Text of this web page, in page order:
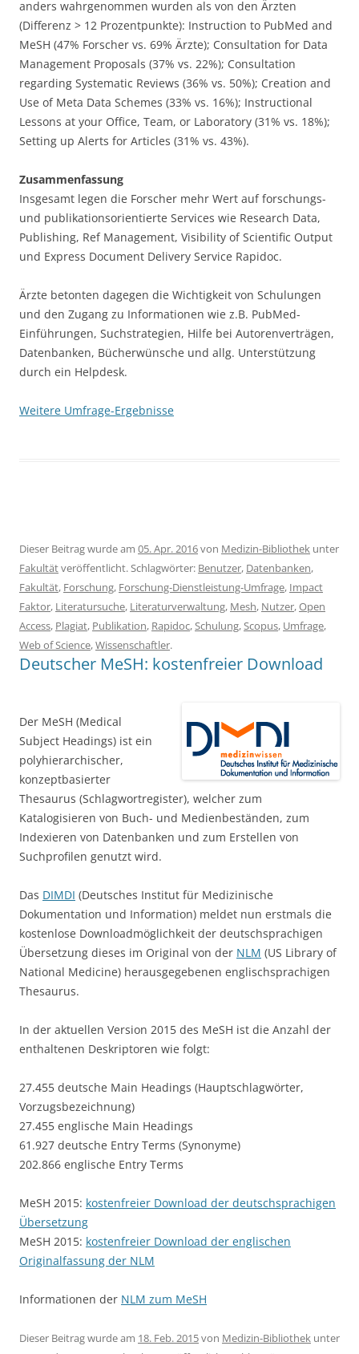
anders wahrgenommen wurden als von den Ärzten
(Differenz > 12 Prozentpunkte): Instruction to PubMed and
MeSH (47% Forscher vs. 69% Ärzte); Consultation for Data
Management Proposals (37% vs. 22%); Consultation
regarding Systematic Reviews (36% vs. 50%); Creation and
Use of Meta Data Schemes (33% vs. 16%); Instructional
Lessons at your Office, Team, or Laboratory (31% vs. 18%);
Setting up Alerts for Articles (31% vs. 43%).
Zusammenfassung
Insgesamt legen die Forscher mehr Wert auf forschungs-
und publikationsorientierte Services wie Research Data,
Publishing, Ref Management, Visibility of Scientific Output
und Express Document Delivery Service Rapidoc.
Ärzte betonten dagegen die Wichtigkeit von Schulungen
und den Zugang zu Informationen wie z.B. PubMed-
Einführungen, Suchstrategien, Hilfe bei Autorenverträgen,
Datenbanken, Bücherwünsche und allg. Unterstützung
durch ein Helpdesk.
Weitere Umfrage-Ergebnisse
Dieser Beitrag wurde am 05. Apr. 2016von Medizin-Bibliothek unter
Fakultätveröffentlicht. Schlagwörter: Benutzer, Datenbanken,
Fakultät, Forschung, Forschung-Dienstleistung-Umfrage, Impact
Faktor, Literatursuche, Literaturverwaltung, Mesh, Nutzer,Open
Access, Plagiat, Publikation, Rapidoc,Schulung,Scopus, Umfrage,
Web of Science,Wissenschaftler.
Deutscher MeSH: kostenfreier Download
Der MeSH (Medical
Subject Headings) ist ein
polyhierarchischer,
konzeptbasierter
Thesaurus (Schlagwortregister), welcher zum
Katalogisieren von Buch- und Medienbeständen, zum
Indexieren von Datenbanken und zum Erstellen von
Suchprofilen genutzt wird.
Das DIMDI (Deutsches Institut für Medizinische
Dokumentation und Information) meldet nun erstmals die
kostenlose Downloadmöglichkeit der deutschsprachigen
Übersetzung dieses im Original von der NLM (US Library of
National Medicine) herausgegebenen englischsprachigen
Thesaurus.
In der aktuellen Version 2015 des MeSH ist die Anzahl der
enthaltenen Deskriptoren wie folgt:
27.455 deutsche Main Headings (Hauptschlagwörter,
Vorzugsbezeichnung)
27.455 englische Main Headings
61.927 deutsche Entry Terms (Synonyme)
202.866 englische Entry Terms
MeSH 2015: kostenfreier Download der deutschsprachigen
Übersetzung
MeSH 2015: kostenfreier Download der englischen
Originalfassung der NLM
Informationen der NLM zum MeSH
Dieser Beitrag wurde am 18. Feb. 2015von Medizin-Bibliothek unter